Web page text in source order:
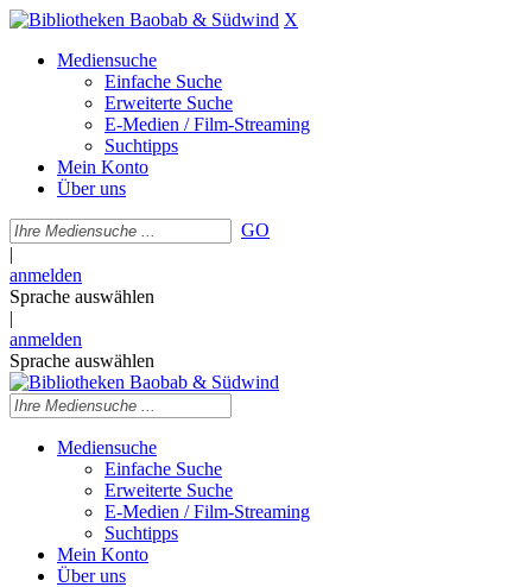
X
Mediensuche
Einfache Suche
Erweiterte Suche
E-Medien / Film-Streaming
Suchtipps
Mein Konto
Über uns
GO
|
anmelden
Sprache auswählen
|
anmelden
Sprache auswählen
Mediensuche
Einfache Suche
Erweiterte Suche
E-Medien / Film-Streaming
Suchtipps
Mein Konto
Über uns